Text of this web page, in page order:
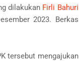
dilakukan Firli Bahuri
2023. Berkas
tersebut mengajukan